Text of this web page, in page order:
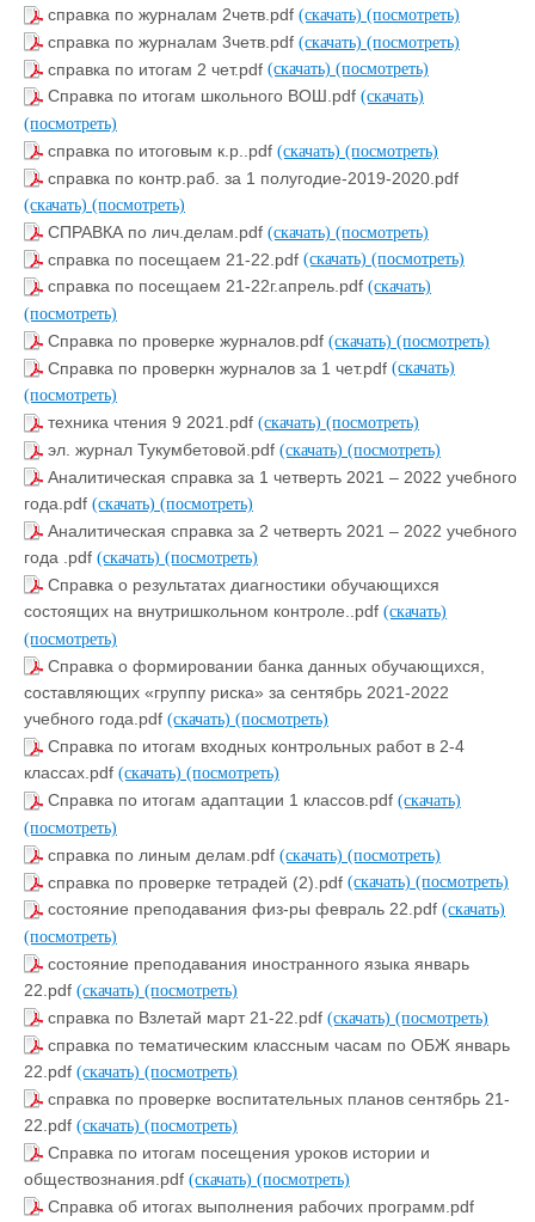
справка по журналам 2четв.pdf (скачать) (посмотреть)
справка по журналам 3четв.pdf (скачать) (посмотреть)
справка по итогам 2 чет.pdf (скачать) (посмотреть)
Справка по итогам школьного ВОШ.pdf (скачать)
(посмотреть)
справка по итоговым к.р..pdf (скачать) (посмотреть)
справка по контр.раб. за 1 полугодие-2019-2020.pdf
(скачать) (посмотреть)
СПРАВКА по лич.делам.pdf (скачать) (посмотреть)
справка по посещаем 21-22.pdf (скачать) (посмотреть)
справка по посещаем 21-22г.апрель.pdf (скачать)
(посмотреть)
Справка по проверке журналов.pdf (скачать) (посмотреть)
Справка по проверкн журналов за 1 чет.pdf (скачать)
(посмотреть)
техника чтения 9 2021.pdf (скачать) (посмотреть)
эл. журнал Тукумбетовой.pdf (скачать) (посмотреть)
Аналитическая справка за 1 четверть 2021 – 2022 учебного
года.pdf (скачать) (посмотреть)
Аналитическая справка за 2 четверть 2021 – 2022 учебного
года .pdf (скачать) (посмотреть)
Справка о результатах диагностики обучающихся
состоящих на внутришкольном контроле..pdf (скачать)
(посмотреть)
Справка о формировании банка данных обучающихся,
составляющих «группу риска» за сентябрь 2021-2022
учебного года.pdf (скачать) (посмотреть)
Справка по итогам входных контрольных работ в 2-4
классах.pdf (скачать) (посмотреть)
Справка по итогам адаптации 1 классов.pdf (скачать)
(посмотреть)
справка по линым делам.pdf (скачать) (посмотреть)
справка по проверке тетрадей (2).pdf (скачать) (посмотреть)
состояние преподавания физ-ры февраль 22.pdf (скачать)
(посмотреть)
состояние преподавания иностранного языка январь
22.pdf (скачать) (посмотреть)
справка по Взлетай март 21-22.pdf (скачать) (посмотреть)
справка по тематическим классным часам по ОБЖ январь
22.pdf (скачать) (посмотреть)
справка по проверке воспитательных планов сентябрь 21-
22.pdf (скачать) (посмотреть)
Справка по итогам посещения уроков истории и
обществознания.pdf (скачать) (посмотреть)
Справка об итогах выполнения рабочих программ.pdf